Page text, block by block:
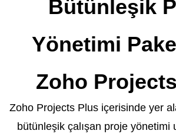
Bütünleşik
Yönetimi
Zoho
Zoho Projects Plus içerisinde yer
bütünleşik çalışan proje yönetimi